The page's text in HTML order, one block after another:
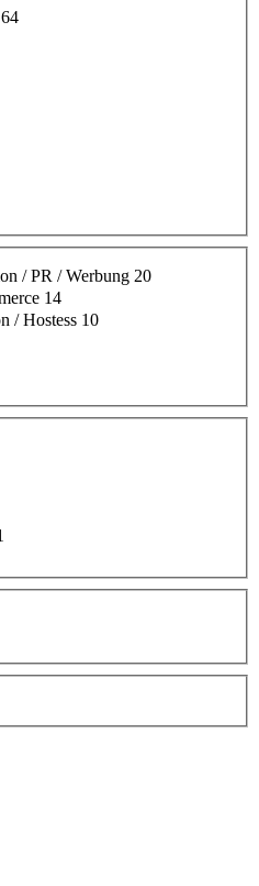
64
/ PR / Werbung 20
14
/ Hostess 10